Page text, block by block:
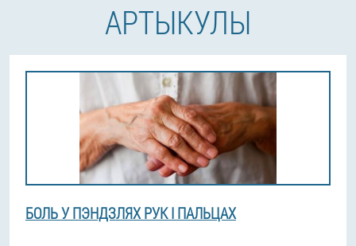
АРТЫКУЛЫ
БОЛЬ У ПЭНДЗЛЯХ РУК І ПАЛЬЦАХ